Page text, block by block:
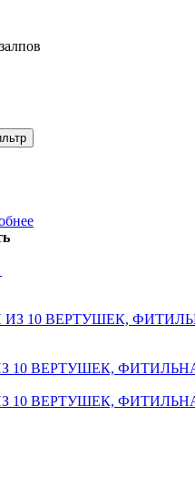
10 ВЕРТУШЕК,
10 ВЕРТУШЕК,